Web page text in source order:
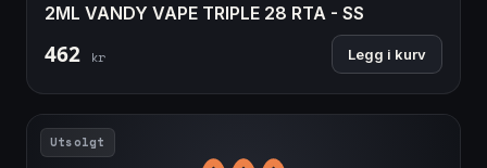
2ML VANDY VAPE TRIPLE 28 RTA - SS
462 kr Legg i kurv
Utsolgt